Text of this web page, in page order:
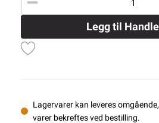
Legg til
Lagervarer kan leveres
varer bekreftes ved bestilling.